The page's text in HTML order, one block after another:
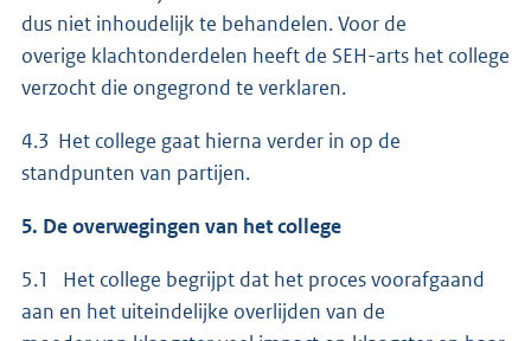
dus niet inhoudelijk te behandelen. Voor de
overige klachtonderdelen heeft de SEH-arts het college
verzocht die ongegrond te verklaren.
4.3 Het college gaat hierna verder in op de
standpunten van partijen.
5. De overwegingen van het college
5.1 Het college begrijpt dat het proces voorafgaand
aan en het uiteindelijke overlijden van de